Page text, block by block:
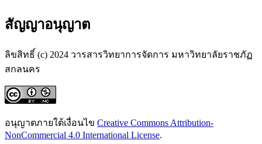
สัญญาอนุญาต
ลิขสิทธิ์ (c) 2024 วารสารวิทยาการจัดการ มหาวิทยาลัยราชภัฏ
สกลนคร
อนุญาตภายใต้เงื่อนไข Creative Commons Attribution-
NonCommercial 4.0 International License.